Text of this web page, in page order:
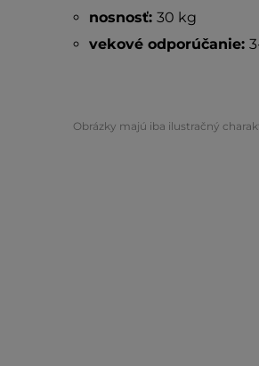
nosnosť: 30 kg
vekové odporúčanie:
Obrázky majú iba ilustračný